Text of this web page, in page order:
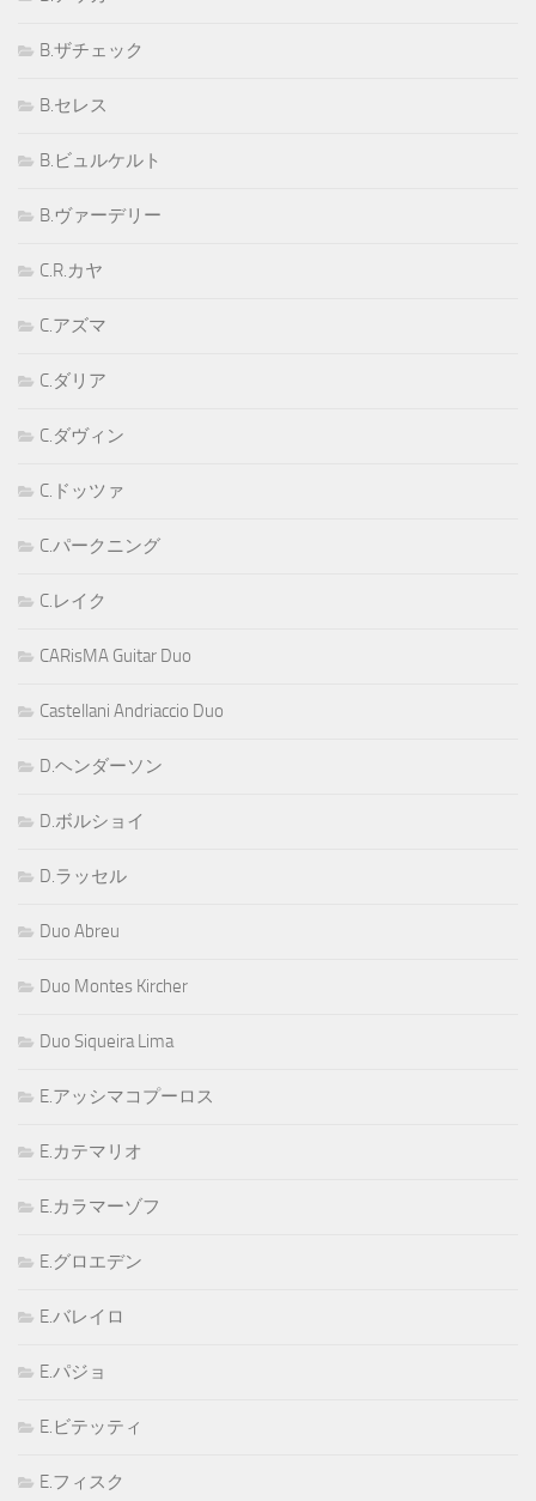
B.ザチェック
B.セレス
B.ビュルケルト
B.ヴァーデリー
C.R.カヤ
C.アズマ
C.ダリア
C.ダヴィン
C.ドッツァ
C.パークニング
C.レイク
CARisMA Guitar Duo
Castellani Andriaccio Duo
D.ヘンダーソン
D.ボルショイ
D.ラッセル
Duo Abreu
Duo Montes Kircher
Duo Siqueira Lima
E.アッシマコプーロス
E.カテマリオ
E.カラマーゾフ
E.グロエデン
E.バレイロ
E.パジョ
E.ビテッティ
E.フィスク